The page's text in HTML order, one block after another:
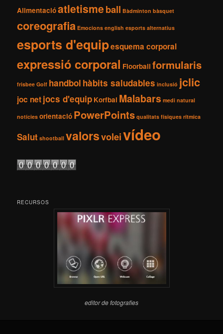
Alimentacióatletismeball Bàdminton bàsquet
coreografia Emocions english esports alternatius
esports d'equipesquema corporal
expressió corporal Floorball formularis
frisbee Golf handbol hàbits saludables inclusió jclic
joc netjocs d'equip Korfbal Malabars medi natural
notícies orientació PowerPoints qualitats físiques rítmica
Salut shootball valorsvoleivídeo
RECURSOS
editor de fotografies